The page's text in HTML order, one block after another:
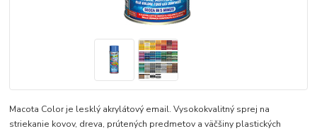
Macota Color je lesklý akrylátový email. Vysokokvalitný sprej na
striekanie kovov, dreva, prútených predmetov a väčšiny plastických